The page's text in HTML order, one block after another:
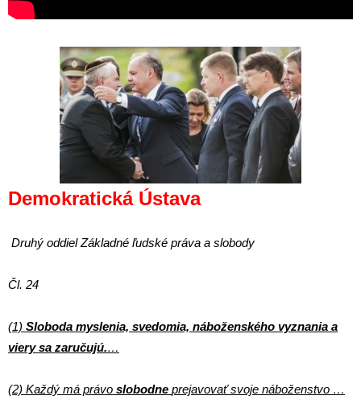
Demokratická Ústava
Druhý oddiel Základné ľudské práva a slobody
Čl. 24
(1) Sloboda myslenia, svedomia, náboženského vyznania a
viery sa zaručujú.…
(2) Každý má právo slobodne prejavovať svoje náboženstvo …